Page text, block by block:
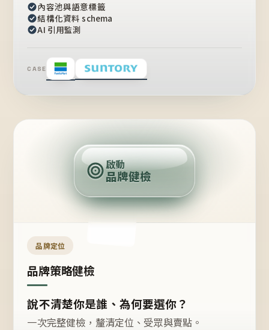
內容池與語意標籤
結構化資料 schema
AI 引用監測
CASE
定
位
點
啟動
品牌健檢
品牌定位
品牌策略健檢
說不清楚你是誰、為何要選你？
一次完整健檢，釐清定位、受眾與賣點。